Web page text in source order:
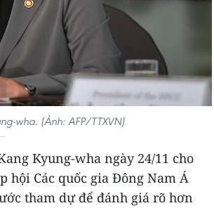
wha. (Ảnh: AFP/TTXVN)
Kyung-wha ngày 24/11 cho
hội Các quốc gia Đông Nam Á
tham dự để đánh giá rõ hơn